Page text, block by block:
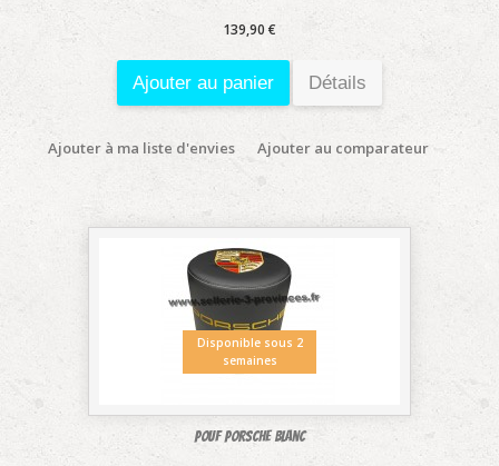
139,90 €
Ajouter au panier Détails
Ajouter à ma liste d'envies Ajouter au comparateur
Disponible sous 2
semaines
Pouf Porsche blanc